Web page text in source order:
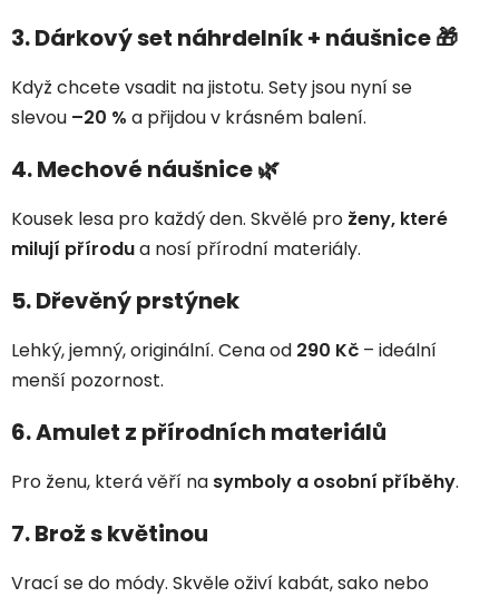
3. Dárkový set náhrdelník + náušnice 🎁
Když chcete vsadit na jistotu. Sety jsou nyní se
slevou –20 % a přijdou v krásném balení.
4. Mechové náušnice 🌿
Kousek lesa pro každý den. Skvělé pro ženy, které
milují přírodua nosí přírodní materiály.
5. Dřevěný prstýnek
Lehký, jemný, originální. Cena od 290 Kč – ideální
menší pozornost.
6. Amulet z přírodních materiálů
Pro ženu, která věří na symboly a osobní příběhy.
7. Brož s květinou
Vrací se do módy. Skvěle oživí kabát, sako nebo